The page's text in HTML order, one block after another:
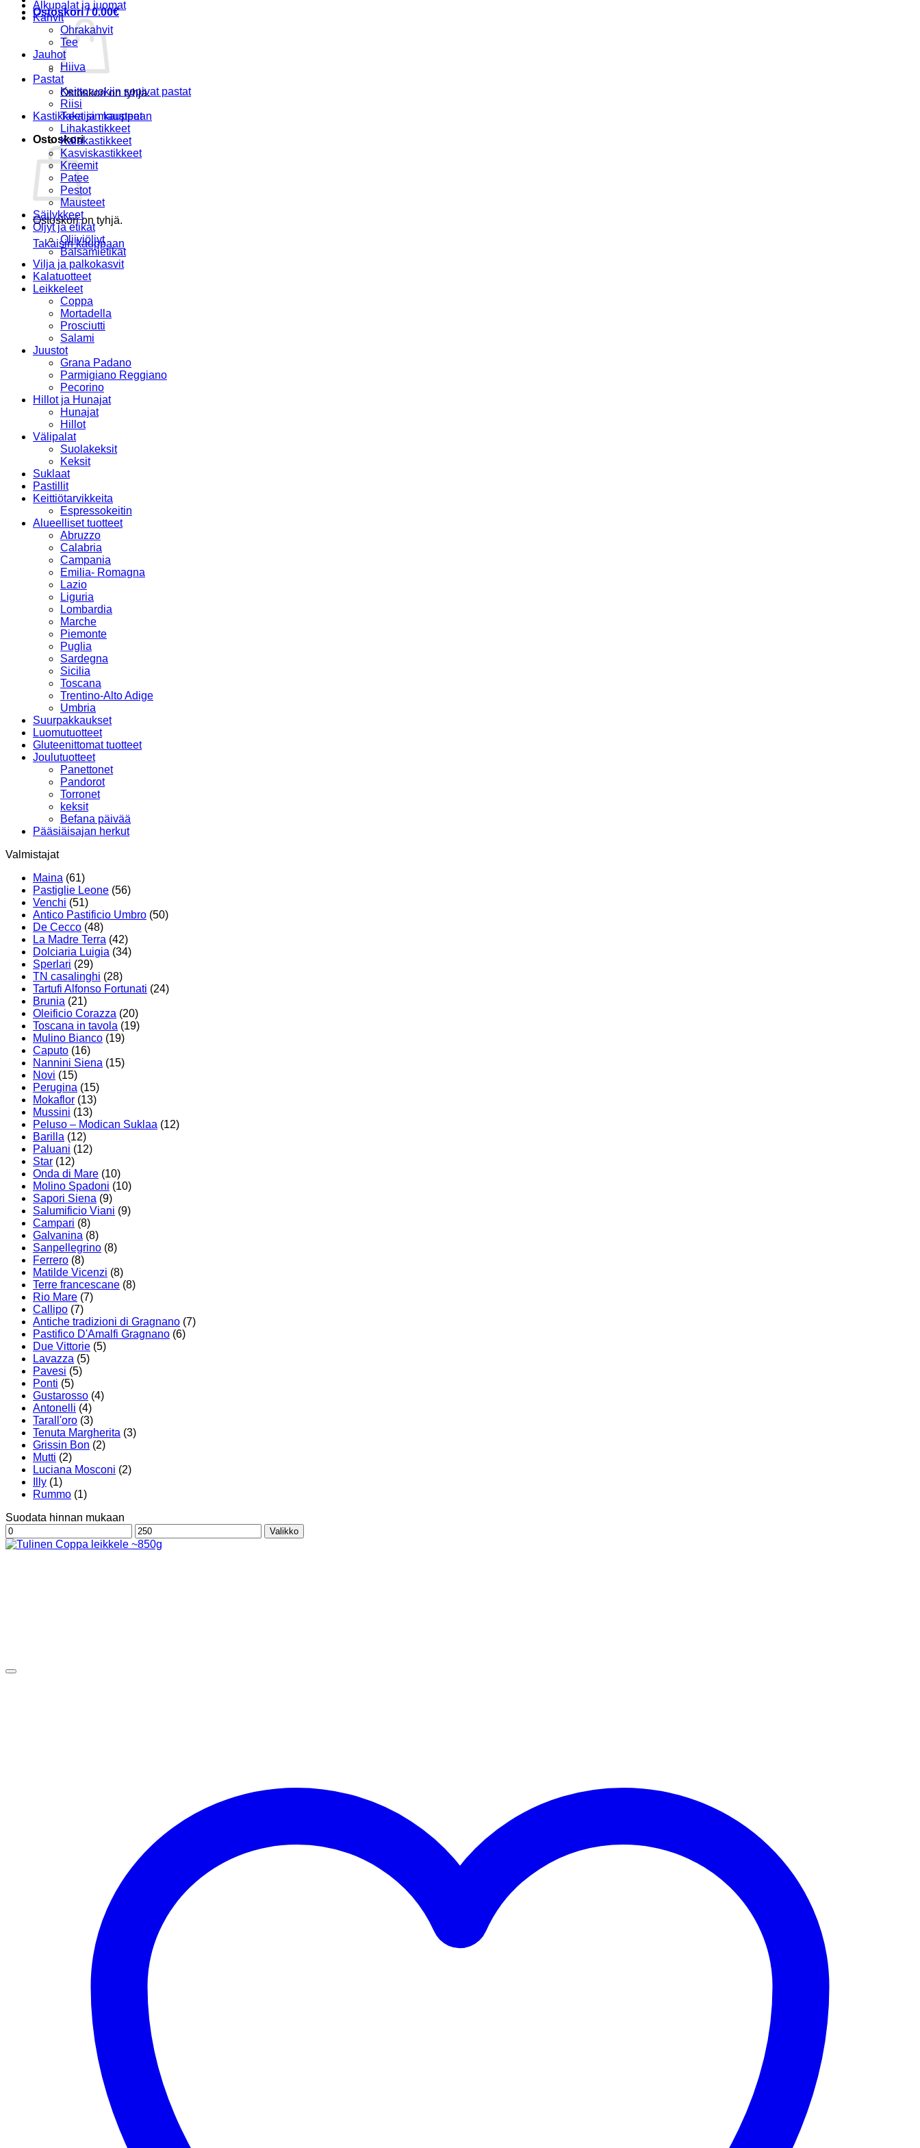
Ostoskori /0.00€
Ostoskori on tyhjä.
Takaisin kauppaan
Ostoskori
Ostoskori on tyhjä.
Takaisin kauppaan
Alkupalat ja juomat
Kahvit
Ohrakahvit
Tee
Jauhot
Hiiva
Pastat
Keittoruokiin sopivat pastat
Riisi
Kastikkeet ja mausteet
Lihakastikkeet
Kalakastikkeet
Kasviskastikkeet
Kreemit
Patee
Pestot
Mausteet
Säilykkeet
Öljyt ja etikat
Oliiviöljyt
Balsamietikat
Vilja ja palkokasvit
Kalatuotteet
Leikkeleet
Coppa
Mortadella
Prosciutti
Salami
Juustot
Grana Padano
Parmigiano Reggiano
Pecorino
Hillot ja Hunajat
Hunajat
Hillot
Välipalat
Suolakeksit
Keksit
Suklaat
Pastillit
Keittiötarvikkeita
Espressokeitin
Alueelliset tuotteet
Abruzzo
Calabria
Campania
Emilia- Romagna
Lazio
Liguria
Lombardia
Marche
Piemonte
Puglia
Sardegna
Sicilia
Toscana
Trentino-Alto Adige
Umbria
Suurpakkaukset
Luomutuotteet
Gluteenittomat tuotteet
Joulutuotteet
Panettonet
Pandorot
Torronet
keksit
Befana päivää
Pääsiäisajan herkut
Valmistajat
Maina (61)
Pastiglie Leone (56)
Venchi (51)
Antico Pastificio Umbro (50)
De Cecco (48)
La Madre Terra (42)
Dolciaria Luigia (34)
Sperlari (29)
TN casalinghi (28)
Tartufi Alfonso Fortunati (24)
Brunia (21)
Oleificio Corazza (20)
Toscana in tavola (19)
Mulino Bianco (19)
Caputo (16)
Nannini Siena (15)
Novi (15)
Perugina (15)
Mokaflor (13)
Mussini (13)
Peluso – Modican Suklaa (12)
Barilla (12)
Paluani (12)
Star (12)
Onda di Mare (10)
Molino Spadoni (10)
Sapori Siena (9)
Salumificio Viani (9)
Campari (8)
Galvanina (8)
Sanpellegrino (8)
Ferrero (8)
Matilde Vicenzi (8)
Terre francescane (8)
Rio Mare (7)
Callipo (7)
Antiche tradizioni di Gragnano (7)
Pastifico D'Amalfi Gragnano (6)
Due Vittorie (5)
Lavazza (5)
Pavesi (5)
Ponti (5)
Gustarosso (4)
Antonelli (4)
Tarall'oro (3)
Tenuta Margherita (3)
Grissin Bon (2)
Mutti (2)
Luciana Mosconi (2)
Illy (1)
Rummo (1)
Suodata hinnan mukaan
Minimihinta
Maksimihinta Valikko